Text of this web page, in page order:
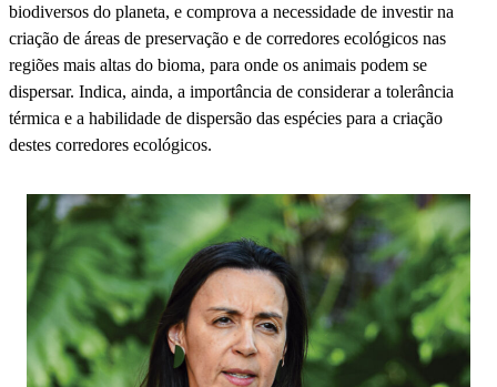
biodiversos do planeta, e comprova a necessidade de investir na
criação de áreas de preservação e de corredores ecológicos nas
regiões mais altas do bioma, para onde os animais podem se
dispersar. Indica, ainda, a importância de considerar a tolerância
térmica e a habilidade de dispersão das espécies para a criação
destes corredores ecológicos.